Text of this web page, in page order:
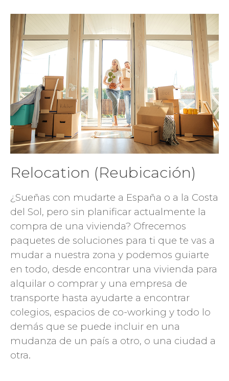
Relocation (Reubicación)
¿Sueñas con mudarte a España o a la Costa
del Sol, pero sin planificar actualmente la
compra de una vivienda? Ofrecemos
paquetes de soluciones para ti que te vas a
mudar a nuestra zona y podemos guiarte
en todo, desde encontrar una vivienda para
alquilar o comprar y una empresa de
transporte hasta ayudarte a encontrar
colegios, espacios de co-working y todo lo
demás que se puede incluir en una
mudanza de un país a otro, o una ciudad a
otra.